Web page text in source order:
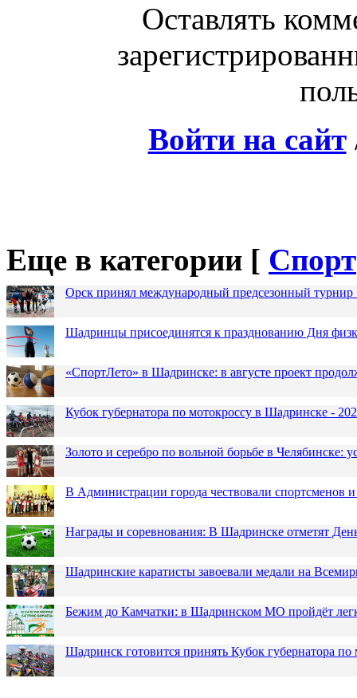
Оставлять
Войти на сайт
Еще в категории [ Спорт
Орск принял международный предсезонный турнир
Шадринцы присоединятся к празднованию Дня
«СпортЛето» в Шадринске: в августе проект
Кубок губернатора по мотокроссу в Шадринске -
Золото и серебро по вольной борьбе в Челябинске:
В Администрации города чествовали спортсменов и
Награды и соревнования: В Шадринске отметят
Шадринские каратисты завоевали медали на
Бежим до Камчатки: в Шадринском МО пройдёт
Шадринск готовится принять Кубок губернатора по